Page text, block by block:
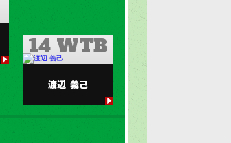
14 WTB
渡辺 義己